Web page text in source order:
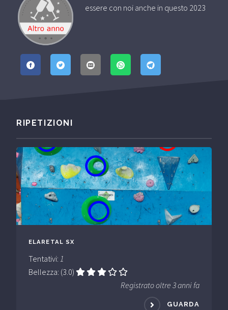
essere con noi anche in questo 2023
RIPETIZIONI
ELARETAL SX
Tentativi: 1
Bellezza: (3.0)
Registrato oltre 3 anni fa
GUARDA